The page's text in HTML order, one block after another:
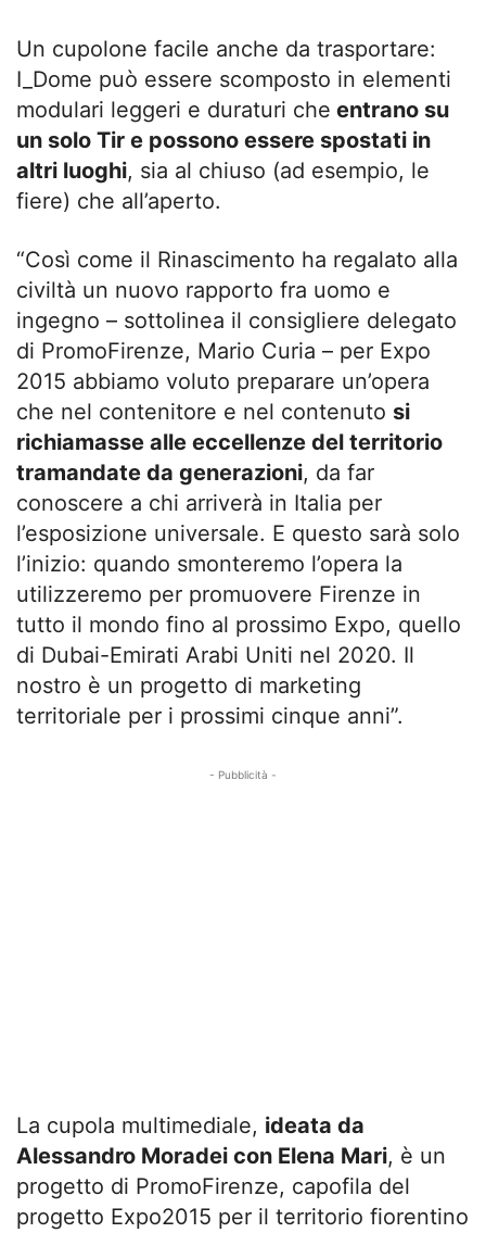
Un cupolone facile anche da trasportare:
I_Dome può essere scomposto in elementi
modulari leggeri e duraturi che entrano su
un solo Tir e possono essere spostati in
altri luoghi, sia al chiuso (ad esempio, le
fiere) che all’aperto.
“Così come il Rinascimento ha regalato alla
civiltà un nuovo rapporto fra uomo e
ingegno – sottolinea il consigliere delegato
di PromoFirenze, Mario Curia – per Expo
2015 abbiamo voluto preparare un’opera
che nel contenitore e nel contenuto si
richiamasse alle eccellenze del territorio
tramandate da generazioni, da far
conoscere a chi arriverà in Italia per
l’esposizione universale. E questo sarà solo
l’inizio: quando smonteremo l’opera la
utilizzeremo per promuovere Firenze in
tutto il mondo fino al prossimo Expo, quello
di Dubai-Emirati Arabi Uniti nel 2020. Il
nostro è un progetto di marketing
territoriale per i prossimi cinque anni”.
- Pubblicità -
La cupola multimediale, ideata da
Alessandro Moradei con Elena Mari, è un
progetto di PromoFirenze, capofila del
progetto Expo2015 per il territorio fiorentino